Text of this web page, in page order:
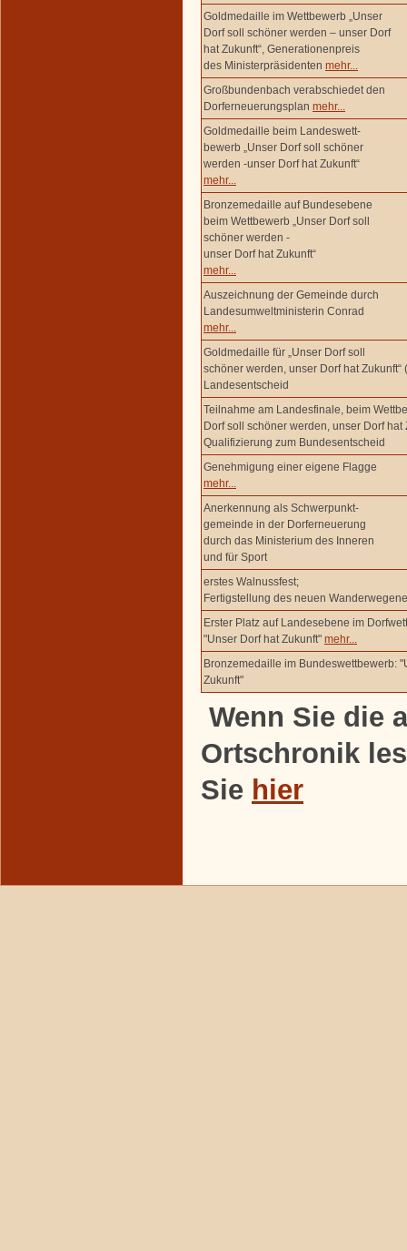
Goldmedaille im Wettbewerb „Unser
Dorf soll schöner werden – unser Dorf
hat Zukunft“, Generationenpreis
des Ministerpräsidenten mehr...
Großbundenbach verabschiedet den
Dorferneuerungsplan mehr...
Goldmedaille beim Landeswett-
bewerb „Unser Dorf soll schöner
werden -unser Dorf hat Zukunft“
mehr...
Bronzemedaille auf Bundesebene
beim Wettbewerb „Unser Dorf soll
schöner werden -
unser Dorf hat Zukunft“
mehr...
Auszeichnung der Gemeinde durch
Landesumweltministerin Conrad
mehr...
Goldmedaille für „Unser Dorf soll
schöner werden, unser Dorf hat Zukunft“
Landesentscheid
Teilnahme am Landesfinale, beim
Dorf soll schöner werden, unser Dorf hat
Qualifizierung zum Bundesentscheid
Genehmigung einer eigene Flagge
mehr...
Anerkennung als Schwerpunkt-
gemeinde in der Dorferneuerung
durch das Ministerium des Inneren
und für Sport
erstes Walnussfest;
Fertigstellung des neuen
Erster Platz auf Landesebene im
"Unser Dorf hat Zukunft" mehr...
Bronzemedaille im Bundeswettbewerb:
Zukunft"
Wenn Sie die
Ortschronik
Sie hier